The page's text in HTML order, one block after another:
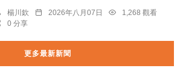
楊川欽 2026年八月07日
1,268 觀看
0 分享
更多最新新聞